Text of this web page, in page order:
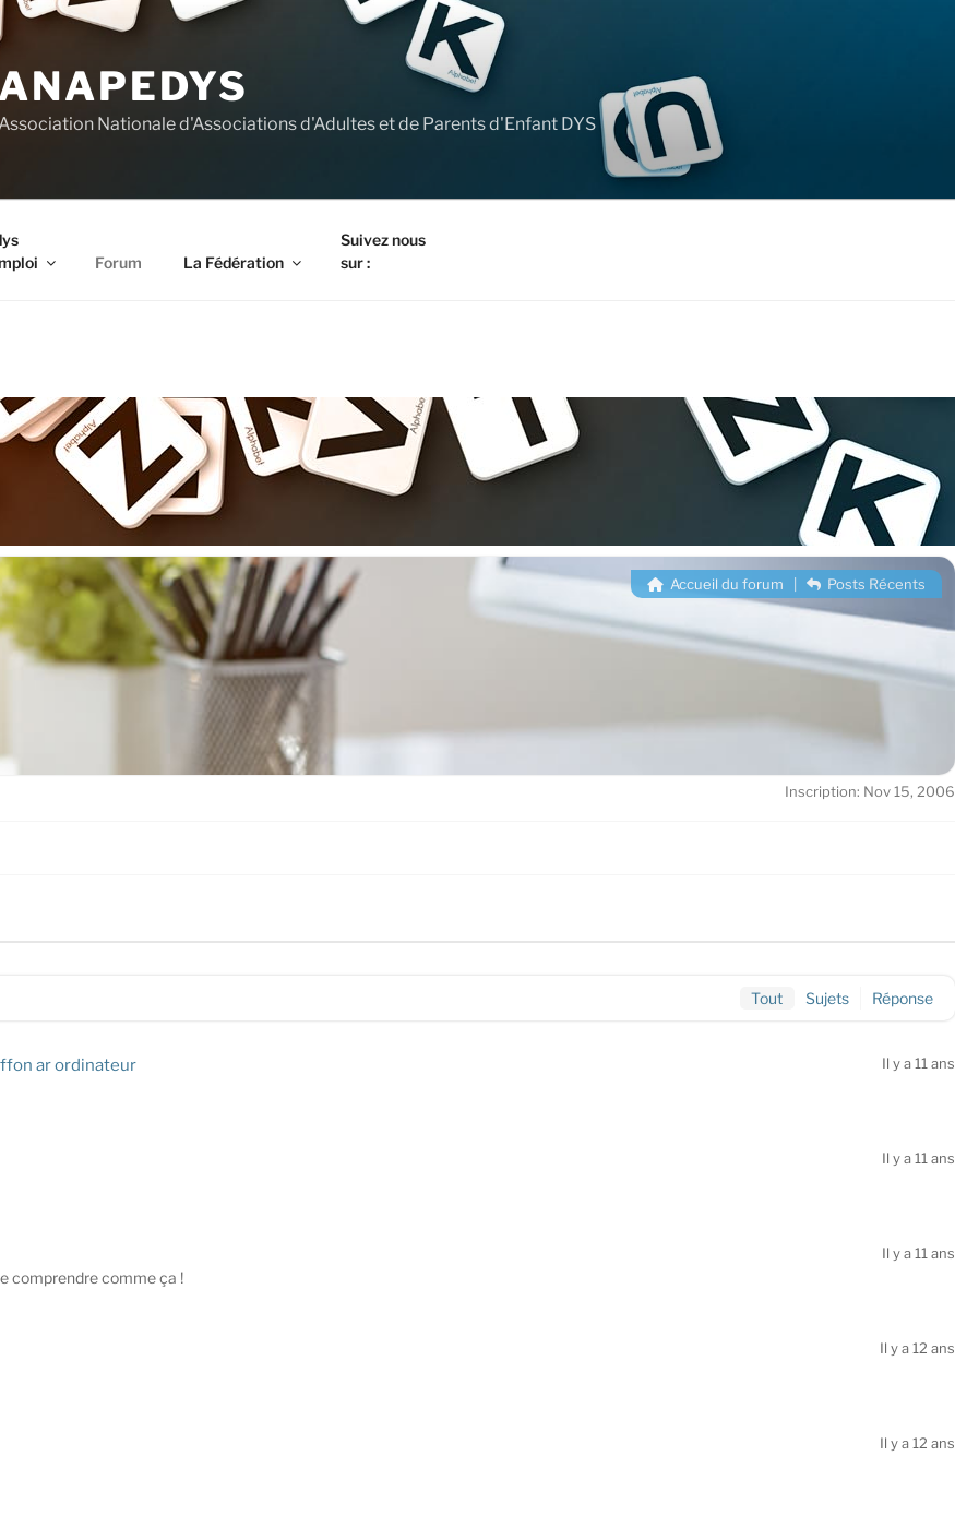
ANAPEDYS
Nationale d'Associations d'Adultes et de Parents d'Enfant DYS
Forum La Fédération
Suivez nous
sur :
Accueil du forum Posts Récents
Inscription: Nov 15, 2006
Tout Sujets Réponse
ar ordinateur Il y a 11 ans
Il y a 11 ans
comprendre comme ça !
Il y a 11 ans
Il y a 12 ans
Il y a 12 ans